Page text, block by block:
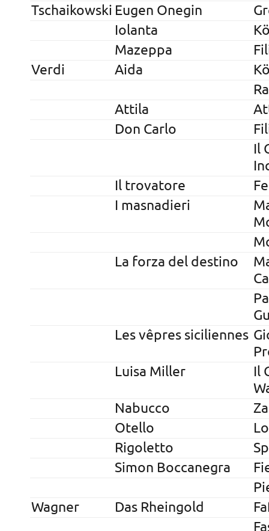
Tschaikowski Eugen Onegin
Iolanta
Mazeppa
Verdi
Aida
Attila
Don Carlo
Il
Il trovatore
I masnadieri
La forza del destino
Les vêpres siciliennes
Luisa Miller
Il
Nabucco
Otello
Rigoletto
Simon Boccanegra
Wagner
Das Rheingold